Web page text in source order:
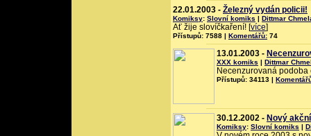
22.01.2003 - Železný vydán policii!
Komiksy: Slovní komiks | Dittmar
Ať žije slovíčkaření! [více]
Přístupů: 7588 | Komentářů: 74
13.01.2003 -
XXX komiks | Dittmar
Necenzurovaná
Přístupů: 34113 |
30.12.2002 - Nový
Komiksy: Slovní komiks |